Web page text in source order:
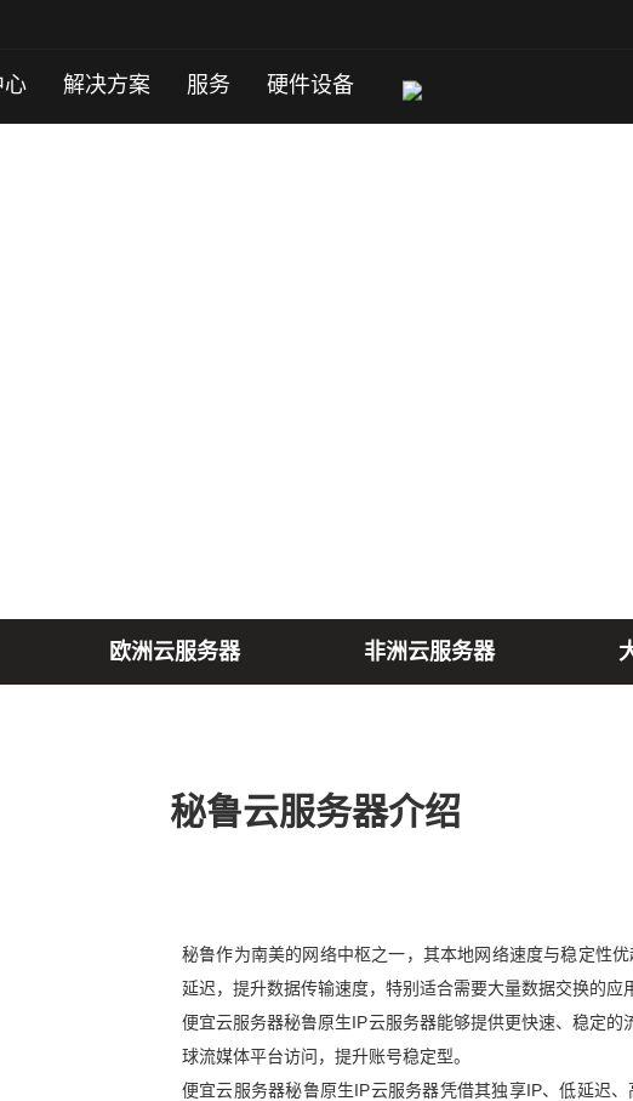
心 解决方案 服务 硬件设备
欧洲云服务器 非洲云服务器
秘鲁云服务器介绍
秘鲁作为南美的网络中枢之一，其本地网络速度与稳定性
延迟，提升数据传输速度，特别适合需要大量数据交换的应
便宜云服务器秘鲁原生IP云服务器能够提供更快速、稳定
球流媒体平台访问，提升账号稳定型。
便宜云服务器秘鲁原生IP云服务器凭借其独享IP、低延迟